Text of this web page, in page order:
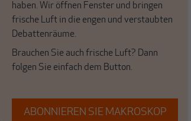
haben. Wir öffnen Fenster und bringen
frische Luft in die engen und verstaubten
Debattenräume.
Brauchen Sie auch frische Luft? Dann
folgen Sie einfach dem Button.
ABONNIEREN SIE MAKROSKOP